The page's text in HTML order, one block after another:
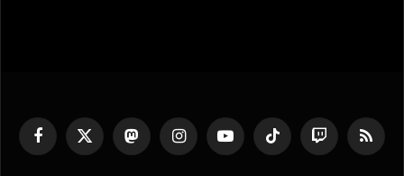
Facebook
X
MastodonInstagramYouTubeTikTok Twitch RSS